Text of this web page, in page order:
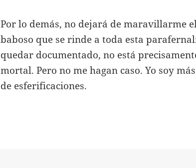
Por lo demás, no dejará de maravillarme
baboso que se rinde a toda esta
quedar documentado, no está
mortal. Pero no me hagan caso. Yo soy
de esferificaciones.